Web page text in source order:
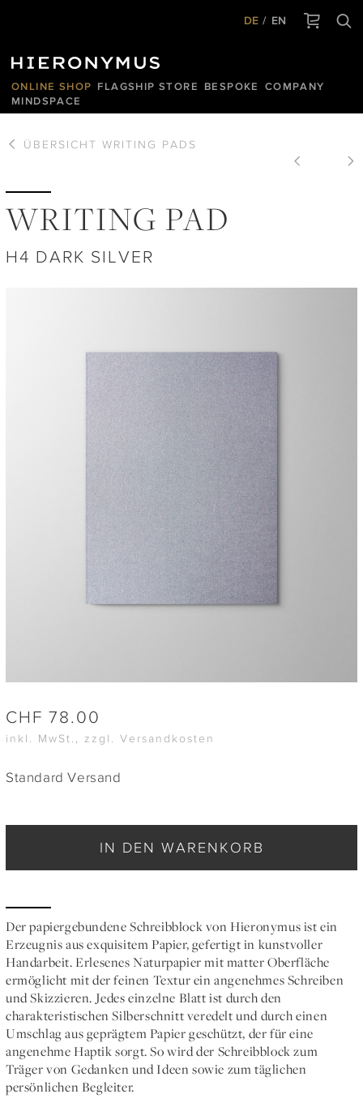
DE EN
ONLINE SHOP FLAGSHIP STORE BESPOKE
COMPANY
MINDSPACE
ÜBERSICHT WRITING PADS
WRITING PAD
H4 DARK SILVER
CHF 78.00
inkl. MwSt., zzgl. Versandkosten
Standard Versand
IN DEN WARENKORB
Der papiergebundene Schreibblock von Hieronymus ist ein
Erzeugnis aus exquisitem Papier, gefertigt in kunstvoller
Handarbeit. Erlesenes Naturpapier mit matter Oberfläche
ermöglicht mit der feinen Textur ein angenehmes Schreiben
und Skizzieren. Jedes einzelne Blatt ist durch den
charakteristischen Silberschnitt veredelt und durch einen
Umschlag aus geprägtem Papier geschützt, der für eine
angenehme Haptik sorgt. So wird der Schreibblock zum
Träger von Gedanken und Ideen sowie zum täglichen
persönlichen Begleiter.